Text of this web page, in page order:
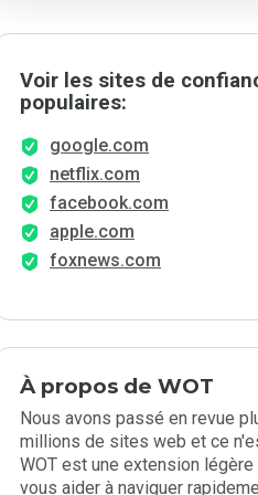
Voir les sites de
populaires:
google.com
netflix.com
facebook.com
apple.com
foxnews.com
À propos de WOT
Nous avons passé en revue
millions de sites web et ce
WOT est une extension légère
vous aider à naviguer